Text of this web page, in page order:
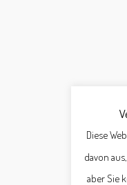
Diese
davon
aber Sie